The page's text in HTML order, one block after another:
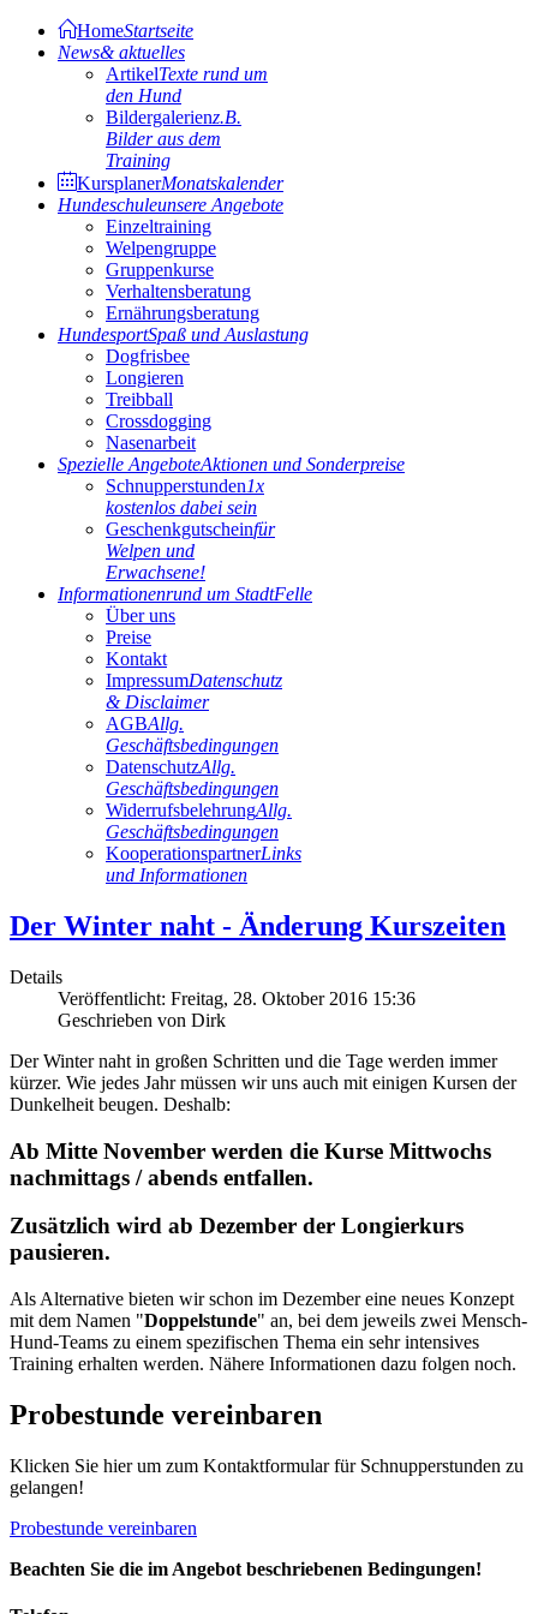
HomeStartseite
News& aktuelles
ArtikelTexte rund um
den Hund
Bildergalerienz.B.
Bilder aus dem
Training
KursplanerMonatskalender
Hundeschuleunsere Angebote
Einzeltraining
Welpengruppe
Gruppenkurse
Verhaltensberatung
Ernährungsberatung
HundesportSpaß und Auslastung
Dogfrisbee
Longieren
Treibball
Crossdogging
Nasenarbeit
Spezielle AngeboteAktionen und Sonderpreise
Schnupperstunden1x
kostenlos dabei sein
Geschenkgutscheinfür
Welpen und
Erwachsene!
Informationenrund um StadtFelle
Über uns
Preise
Kontakt
ImpressumDatenschutz
& Disclaimer
AGBAllg.
Geschäftsbedingungen
DatenschutzAllg.
Geschäftsbedingungen
WiderrufsbelehrungAllg.
Geschäftsbedingungen
KooperationspartnerLinks
und Informationen
Der Winter naht - Änderung Kurszeiten
Details
Veröffentlicht: Freitag, 28. Oktober 2016 15:36
Geschrieben von Dirk
Der Winter naht in großen Schritten und die Tage werden immer
kürzer. Wie jedes Jahr müssen wir uns auch mit einigen Kursen der
Dunkelheit beugen. Deshalb:
Ab Mitte November werden die Kurse Mittwochs
nachmittags / abends entfallen.
Zusätzlich wird ab Dezember der Longierkurs
pausieren.
Als Alternative bieten wir schon im Dezember eine neues Konzept
mit dem Namen "Doppelstunde" an, bei dem jeweils zwei Mensch-
Hund-Teams zu einem spezifischen Thema ein sehr intensives
Training erhalten werden. Nähere Informationen dazu folgen noch.
Probestunde vereinbaren
Klicken Sie hier um zum Kontaktformular für Schnupperstunden zu
gelangen!
Probestunde vereinbaren
Beachten Sie die im Angebot beschriebenen Bedingungen!